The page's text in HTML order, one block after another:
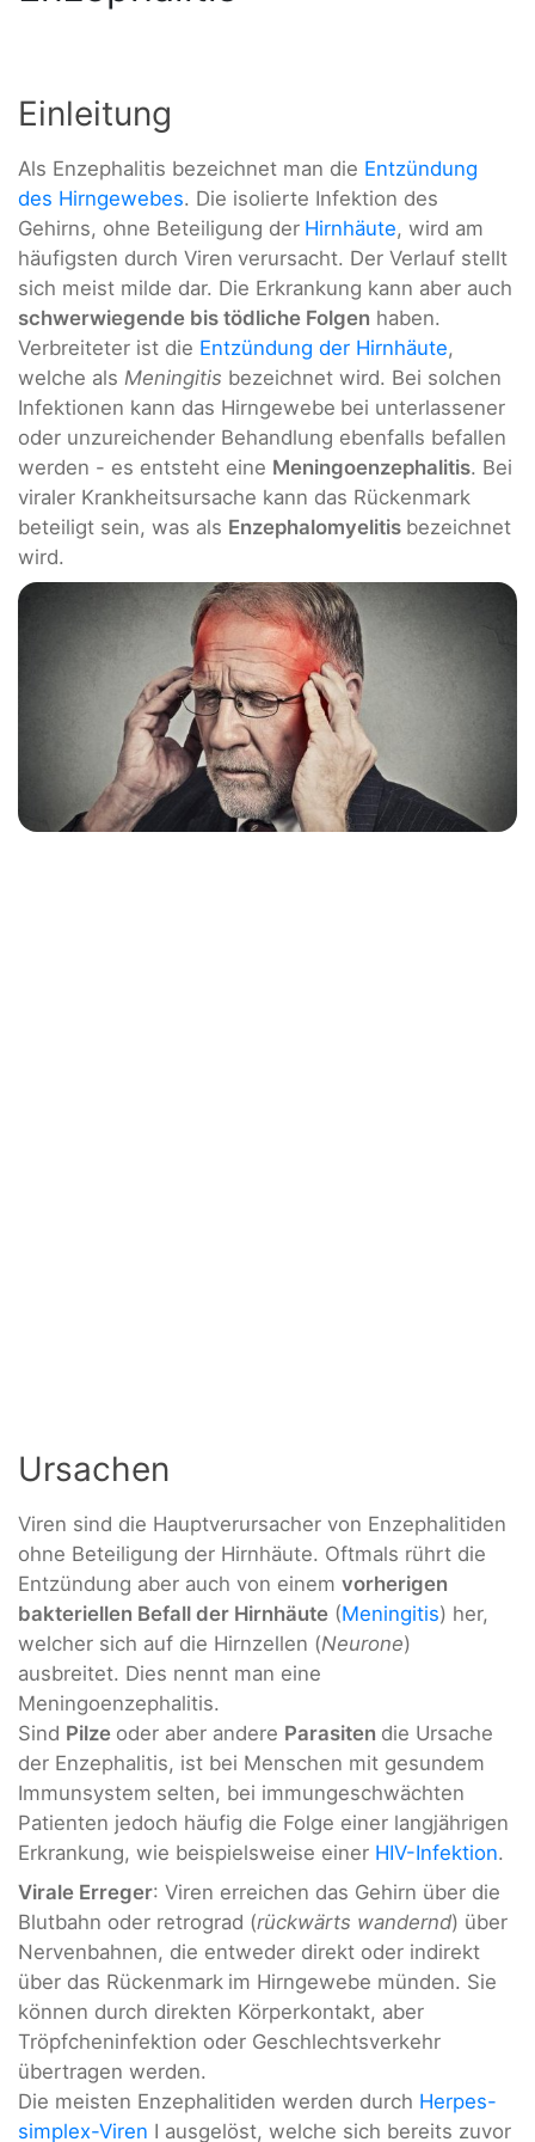
Einleitung
Als Enzephalitis bezeichnet man die Entzündung
des Hirngewebes. Die isolierte Infektion des
Gehirns, ohne Beteiligung der Hirnhäute, wird am
häufigsten durch Viren verursacht. Der Verlauf stellt
sich meist milde dar. Die Erkrankung kann aber auch
schwerwiegende bis tödliche Folgen haben.
Verbreiteter ist die Entzündung der Hirnhäute,
welche als Meningitis bezeichnet wird. Bei solchen
Infektionen kann das Hirngewebe bei unterlassener
oder unzureichender Behandlung ebenfalls befallen
werden - es entsteht eine Meningoenzephalitis. Bei
viraler Krankheitsursache kann das Rückenmark
beteiligt sein, was als Enzephalomyelitis bezeichnet
wird.
Ursachen
Viren sind die Hauptverursacher von Enzephalitiden
ohne Beteiligung der Hirnhäute. Oftmals rührt die
Entzündung aber auch von einem vorherigen
bakteriellen Befall der Hirnhäute (Meningitis) her,
welcher sich auf die Hirnzellen (Neurone)
ausbreitet. Dies nennt man eine
Meningoenzephalitis.
Sind Pilze oder aber andere Parasiten die Ursache
der Enzephalitis, ist bei Menschen mit gesundem
Immunsystem selten, bei immungeschwächten
Patienten jedoch häufig die Folge einer langjährigen
Erkrankung, wie beispielsweise einer HIV-Infektion.
Virale Erreger: Viren erreichen das Gehirn über die
Blutbahn oder retrograd (rückwärts wandernd) über
Nervenbahnen, die entweder direkt oder indirekt
über das Rückenmark im Hirngewebe münden. Sie
können durch direkten Körperkontakt, aber
Tröpfcheninfektion oder Geschlechtsverkehr
übertragen werden.
Die meisten Enzephalitiden werden durch Herpes-
simplex-Viren I ausgelöst, welche sich bereits zuvor